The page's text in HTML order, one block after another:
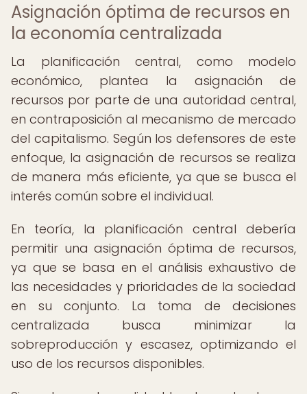
Asignación óptima de recursos en
la economía centralizada
La planificación central, como modelo
económico, plantea la asignación de
recursos por parte de una autoridad central,
en contraposición al mecanismo de mercado
del capitalismo. Según los defensores de este
enfoque, la asignación de recursos se realiza
de manera más eficiente, ya que se busca el
interés común sobre el individual.
En teoría, la planificación central debería
permitir una asignación óptima de recursos,
ya que se basa en el análisis exhaustivo de
las necesidades y prioridades de la sociedad
en su conjunto. La toma de decisiones
centralizada busca minimizar la
sobreproducción y escasez, optimizando el
uso de los recursos disponibles.